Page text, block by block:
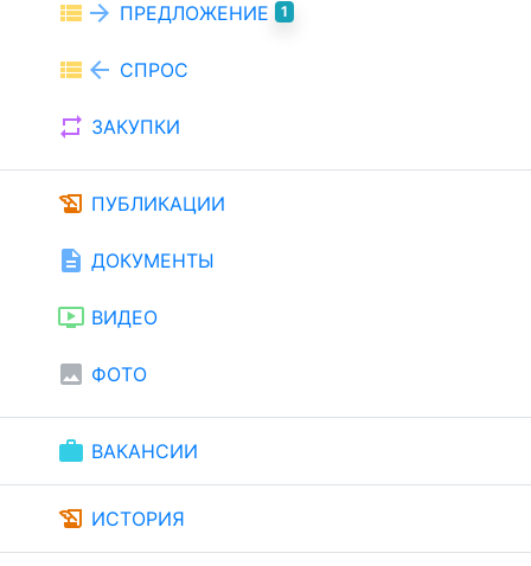
view_list arrow_forward ПРЕДЛОЖЕНИЕ 1
view_list arrow_back СПРОС
repeat ЗАКУПКИ
history_edu ПУБЛИКАЦИИ
description ДОКУМЕНТЫ
ondemand_video ВИДЕО
image ФОТО
work ВАКАНСИИ
history_edu ИСТОРИЯ